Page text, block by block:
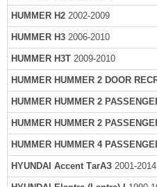
HUMMER H2 2002-2009
HUMMER H32006-2010
HUMMER H3T 2009-2010
HUMMER HUMMER 2 DOOR
HUMMER HUMMER 2
HUMMER HUMMER 2
HUMMER HUMMER 4
HYUNDAI Accent ТагАЗ 2001-2014